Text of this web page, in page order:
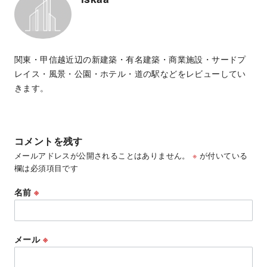
関東・甲信越近辺の新建築・有名建築・商業施設・サードプ
レイス・風景・公園・ホテル・道の駅などをレビューしてい
きます。
コメントを残す
メールアドレスが公開されることはありません。 ※ が付いている
欄は必須項目です
名前※
メール ※